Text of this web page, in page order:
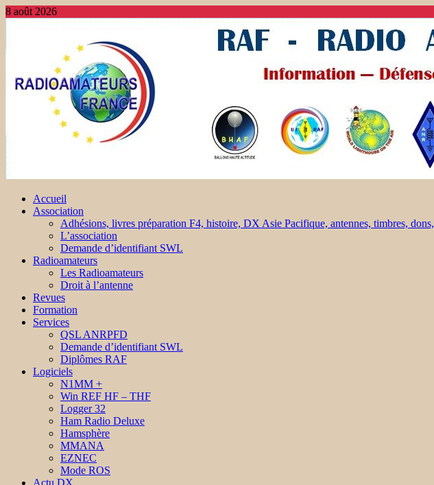
8 août 2026
Accueil
Association
Adhésions, livres préparation F4, histoire, DX Asie Pacifique, antennes, timbres, dons,
L’association
Demande d’identifiant SWL
Radioamateurs
Les Radioamateurs
Droit à l’antenne
Revues
Formation
Services
QSL ANRPFD
Demande d’identifiant SWL
Diplômes RAF
Logiciels
N1MM +
Win REF HF – THF
Logger 32
Ham Radio Deluxe
Hamsphère
MMANA
EZNEC
Mode ROS
Actu DX